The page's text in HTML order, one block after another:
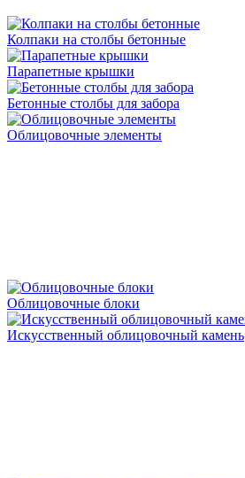
Колпаки на столбы бетонные
Парапетные крышки
Бетонные столбы для забора
Облицовочные элементы
Облицовочные блоки
Искусственный облицовочный камень